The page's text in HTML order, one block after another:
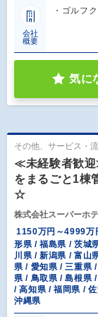
会社
概要
・ゴルフ
気に
その他、サービス・
≪未経験者歓迎
をまるごと1棟
☆
株式会社スーパーホ
1150万円～4999万
形県 / 福島県 / 茨城
川県 / 新潟県 / 富山
県 / 愛知県 / 三重県
県 / 鳥取県 / 島根県
/ 高知県 / 福岡県 /
沖縄県